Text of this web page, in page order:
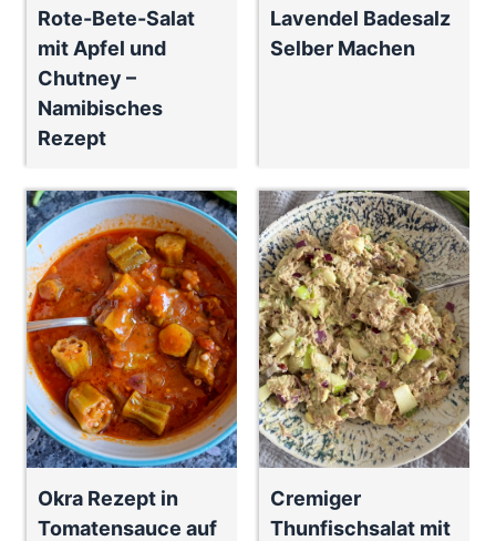
Rote-Bete-Salat
mit Apfel und
Chutney –
Namibisches
Rezept
Lavendel Badesalz
Selber Machen
Okra Rezept in
Tomatensauce auf
Cremiger
Thunfischsalat mit